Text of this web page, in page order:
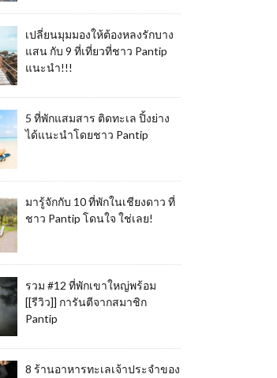
เปลี่ยนมุมมองให้ต้องหลงรักบาง
แสน กับ 9 ที่เที่ยวที่ชาว Pantip
แนะนำ!!!
5 ที่พักแสมสาร ติดทะเล ปิ้งย่าง
ได้แนะนำโดยชาว Pantip
มารู้จักกับ 10 ที่พักในเชียงดาว ที่
ชาว Pantip โดนใจ ใช่เลย!
รวม #12 ที่พักเขาใหญ่พร้อม
[[รีวิว]] การันตีจากสมาชิก
Pantip
8 ร้านอาหารทะเลเจ้าประจำของ